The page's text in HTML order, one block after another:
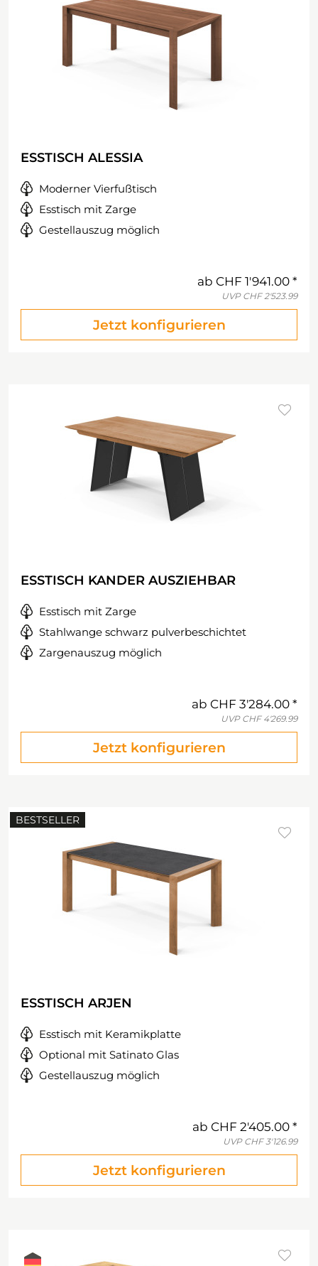
ESSTISCH ALESSIA
Moderner Vierfußtisch
Esstisch mit Zarge
Gestellauszug möglich
ab CHF 1'941.00
UVP CHF 2'523.99
Jetzt konfigurieren
ESSTISCH KANDER AUSZIEHBAR
Esstisch mit Zarge
Stahlwange schwarz pulverbeschichtet
Zargenauszug möglich
ab CHF 3'284.00
UVP CHF 4'269.99
Jetzt konfigurieren
BESTSELLER
ESSTISCH ARJEN
Esstisch mit Keramikplatte
Optional mit Satinato Glas
Gestellauszug möglich
ab CHF 2'405.00
UVP CHF 3'126.99
Jetzt konfigurieren